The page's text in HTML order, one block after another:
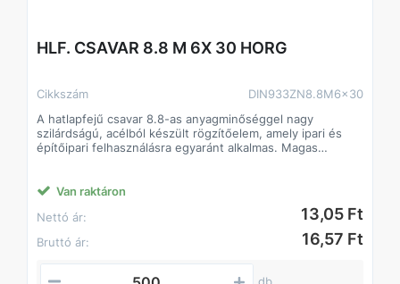
HLF. CSAVAR 8.8 M 6X 30 HORG
Cikkszám
DIN933ZN8.8M6x30
A hatlapfejű csavar 8.8-as anyagminőséggel nagy
szilárdságú, acélból készült rögzítőelem, amely ipari és
építőipari felhasználásra egyaránt alkalmas. Magas
hatlapfej kialakítása lehetővé teszi a gyors és precíz
Jellemzők:
• Anyagminőség: 8.8 acél, magas szakítószilárdság
• Strapabíró, hosszú élettartamú
• Beltéri és kültéri alkalmazásokhoz egyaránt
• Kompatibilis anyákkal és alátétekkel
Van raktáron
Nettó ár:
13,05 Ft
Bruttó ár: 16,57 Ft